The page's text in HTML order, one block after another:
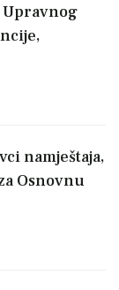
namještaja,
Osnovnu